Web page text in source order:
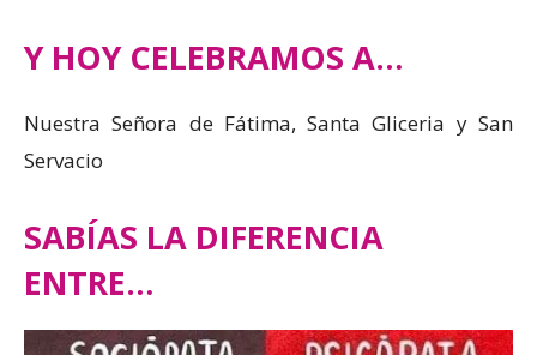
Y HOY CELEBRAMOS A…
Nuestra Señora de Fátima, Santa Gliceria y San
Servacio
SABÍAS LA DIFERENCIA
ENTRE…